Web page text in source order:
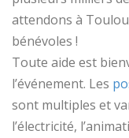
attendons à
bénévoles !
Toute aide est
l’événement. Les
sont multiples et
l’électricité,